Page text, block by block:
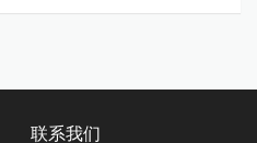
联系我们